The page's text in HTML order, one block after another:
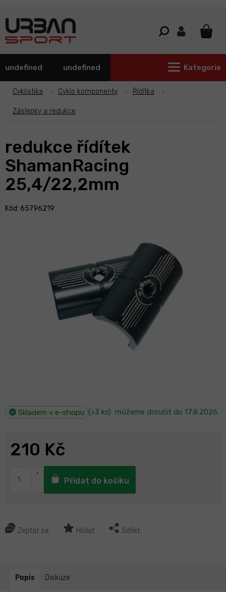
undefined undefined Kategorie
Cyklistika Cyklo komponenty Řídítka
Záslepky a redukce
redukce řídítek
ShamanRacing
25,4/22,2mm
Kód: 65796219
Skladem v e-shopu (>3 ks) můžeme doručit do 17.8.2026
Zeptat se Hlídat Sdílet
210 Kč
Přidat do košíku
Popis Diskuze